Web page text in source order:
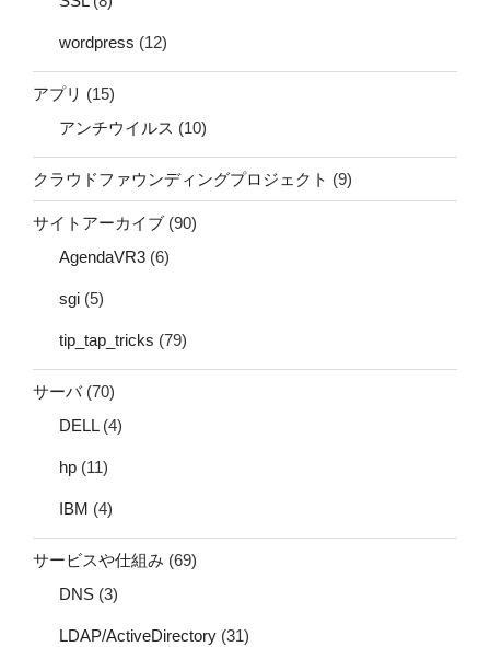
wordpress (12)
アプリ (15)
アンチウイルス (10)
クラウドファウンディングプロジェクト (9)
サイトアーカイブ (90)
AgendaVR3 (6)
sgi (5)
tip_tap_tricks (79)
サーバ(70)
DELL(4)
hp (11)
IBM (4)
サービスや仕組み (69)
DNS (3)
LDAP/ActiveDirectory (31)